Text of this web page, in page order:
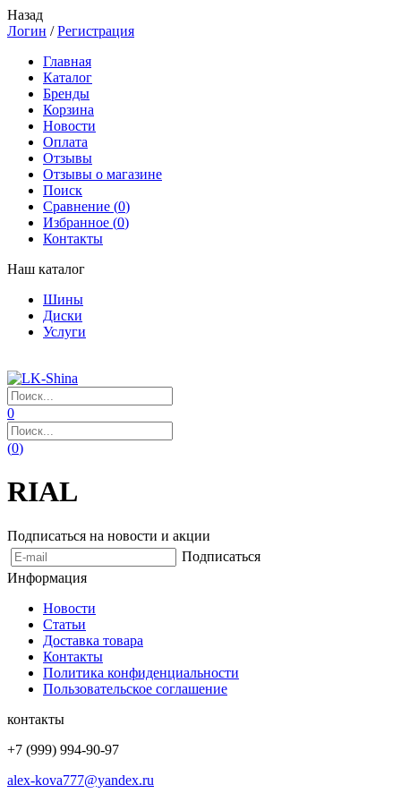
Назад
Логин /Регистрация
Главная
Каталог
Бренды
Корзина
Новости
Оплата
Отзывы
Отзывы о магазине
Поиск
Сравнение (0)
Избранное (0)
Контакты
Наш каталог
Шины
Диски
Услуги
0
(0)
RIAL
Подписаться на новости и акции
Подписаться
Информация
Новости
Статьи
Доставка товара
Контакты
Политика конфиденциальности
Пользовательское соглашение
контакты
+7 (999) 994-90-97
alex-kova777@yandex.ru